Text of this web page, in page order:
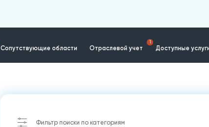
Сопутствующие области Отраслевой учет
1
Доступные
Фильтр поиски по категориям